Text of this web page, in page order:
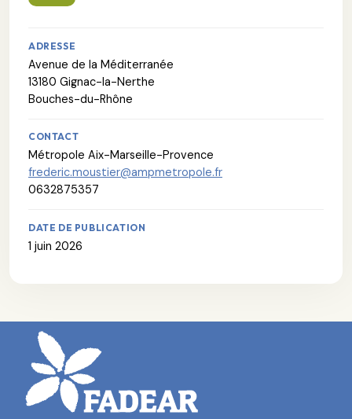
ADRESSE
Avenue de la Méditerranée
13180 Gignac-la-Nerthe
Bouches-du-Rhône
CONTACT
Métropole Aix-Marseille-Provence
frederic.moustier@ampmetropole.fr
0632875357
DATE DE PUBLICATION
1 juin 2026